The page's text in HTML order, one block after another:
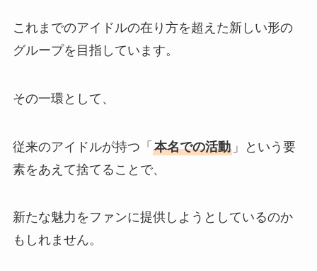
これまでのアイドルの在り方を超えた新しい形の
グループを目指しています。
その一環として、
従来のアイドルが持つ「 本名での活動」という要
素をあえて捨てることで、
新たな魅力をファンに提供しようとしているのか
もしれません。